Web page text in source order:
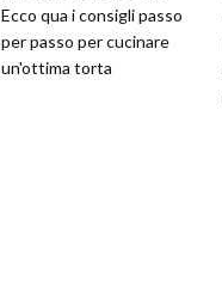
Ecco qua i consigli passo
per passo per cucinare
un'ottima torta